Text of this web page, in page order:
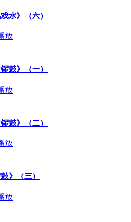
水》（六）
放
鼓》（一）
放
鼓》（二）
放
》（三）
放